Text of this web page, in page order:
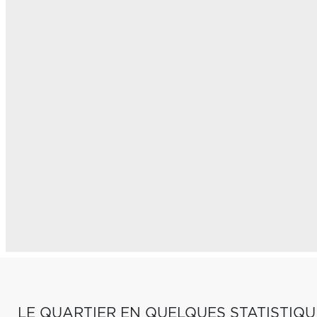
LE QUARTIER EN QUELQUES